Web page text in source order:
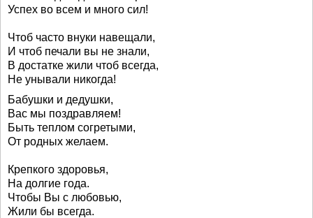
Успех во всем и много сил!
Чтоб часто внуки навещали,
И чтоб печали вы не знали,
В достатке жили чтоб всегда,
Не унывали никогда!
Бабушки и дедушки,
Вас мы поздравляем!
Быть теплом согретыми,
От родных желаем.
Крепкого здоровья,
На долгие года.
Чтобы Вы с любовью,
Жили бы всегда.